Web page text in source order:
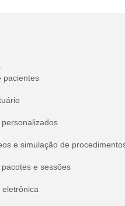
pacientes
e simulação de
e sessões
eletrônica